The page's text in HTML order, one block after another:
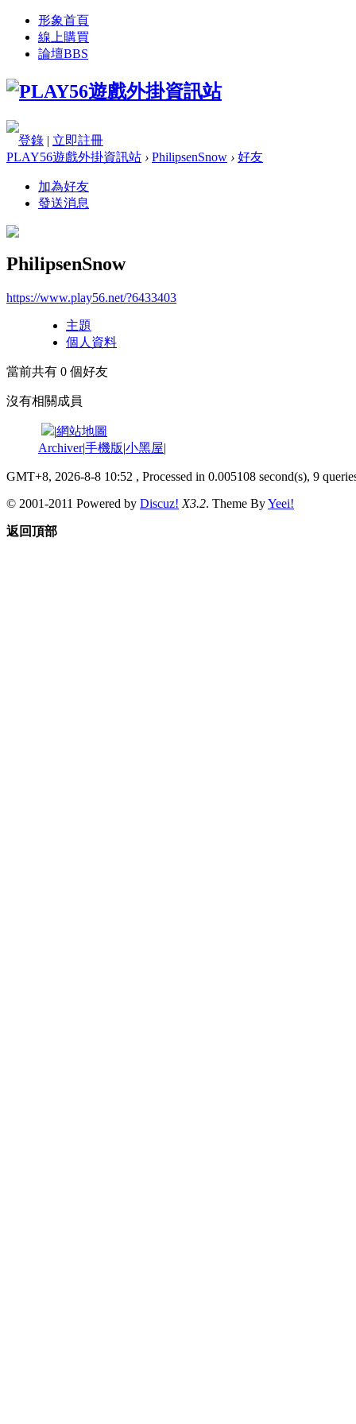
形象首頁
線上購買
論壇BBS
登錄 | 立即註冊
PLAY56遊戲外掛資訊站 › PhilipsenSnow › 好友
加為好友
發送消息
PhilipsenSnow
https://www.play56.net/?6433403
主題
個人資料
當前共有 0 個好友
沒有相關成員
|網站地圖
Archiver|手機版|小黑屋|
GMT+8, 2026-8-8 10:52 , Processed in 0.005108 second(s), 9
© 2001-2011 Powered by Discuz! X3.2. Theme ByYeei!
返回頂部